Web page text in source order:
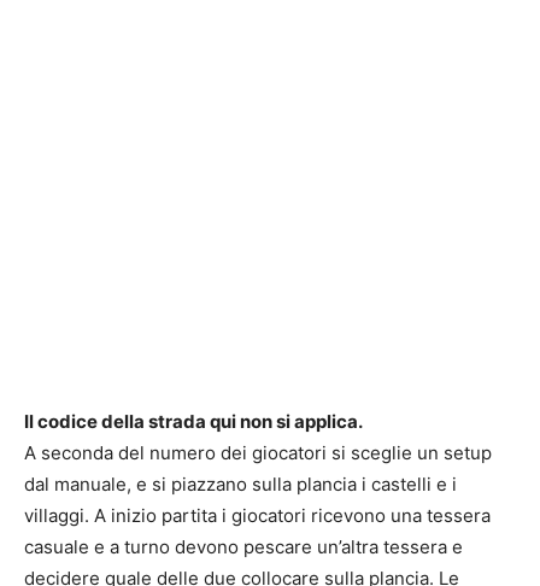
Il codice della strada qui non si applica.
A seconda del numero dei giocatori si sceglie un setup
dal manuale, e si piazzano sulla plancia i castelli e i
villaggi. A inizio partita i giocatori ricevono una tessera
casuale e a turno devono pescare un’altra tessera e
decidere quale delle due collocare sulla plancia. Le